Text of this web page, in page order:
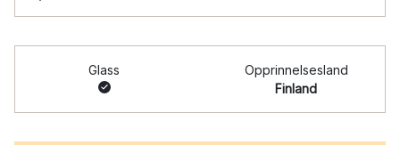
Glass
Opprinnelsesland
Finland